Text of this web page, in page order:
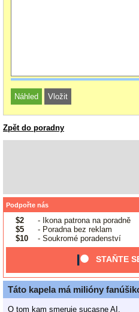
Zpět do poradny
Podpořte nás
$2
- Ikona patrona na poradně
$5
- Poradna bez reklam
$10
- Soukromé poradenství
STAŇTE
Táto kapela má milióny
O tom kam smeruje sucasne AI.